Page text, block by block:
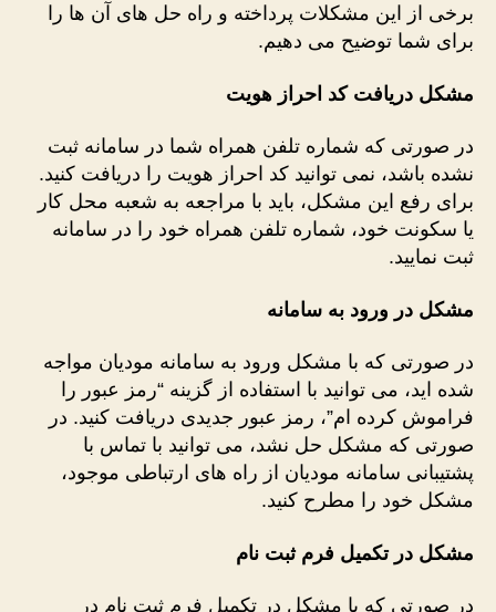
برخی از این مشکلات پرداخته و راه حل های آن ها را
برای شما توضیح می دهیم.
مشکل دریافت کد احراز هویت
در صورتی که شماره تلفن همراه شما در سامانه ثبت
نشده باشد، نمی توانید کد احراز هویت را دریافت کنید.
برای رفع این مشکل، باید با مراجعه به شعبه محل کار
یا سکونت خود، شماره تلفن همراه خود را در سامانه
ثبت نمایید.
مشکل در ورود به سامانه
در صورتی که با مشکل ورود به سامانه مودیان مواجه
شده اید، می توانید با استفاده از گزینه “رمز عبور را
فراموش کرده ام”، رمز عبور جدیدی دریافت کنید. در
صورتی که مشکل حل نشد، می توانید با تماس با
پشتیبانی سامانه مودیان از راه های ارتباطی موجود،
مشکل خود را مطرح کنید.
مشکل در تکمیل فرم ثبت نام
در صورتی که با مشکل در تکمیل فرم ثبت نام در